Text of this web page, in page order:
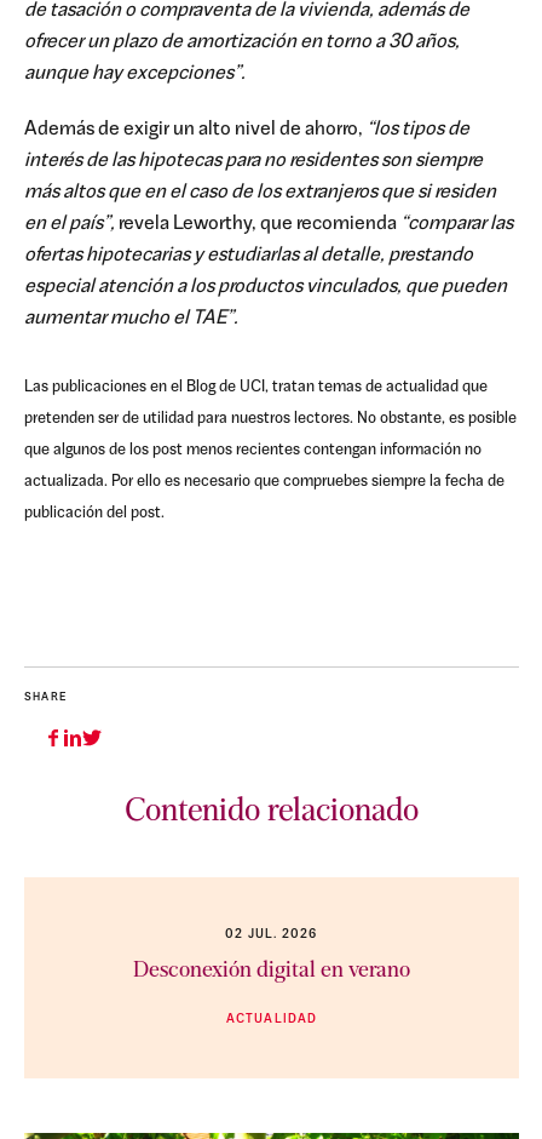
de tasación o compraventa de la vivienda, además de
ofrecer un plazo de amortización en torno a 30 años,
aunque hay excepciones”.
Además de exigir un alto nivel de ahorro, “los tipos de
interés de las hipotecas para no residentes son siempre
más altos que en el caso de los extranjeros que si residen
en el país”, revela Leworthy, que recomienda “comparar las
ofertas hipotecarias y estudiarlas al detalle, prestando
especial atención a los productos vinculados, que pueden
aumentar mucho el TAE”.
Las publicaciones en el Blog de UCI, tratan temas de actualidad que
pretenden ser de utilidad para nuestros lectores. No obstante, es posible
que algunos de los post menos recientes contengan información no
actualizada. Por ello es necesario que compruebes siempre la fecha de
publicación del post.
SHARE
Contenido relacionado
02 JUL. 2026
Desconexión digital en verano
ACTUALIDAD